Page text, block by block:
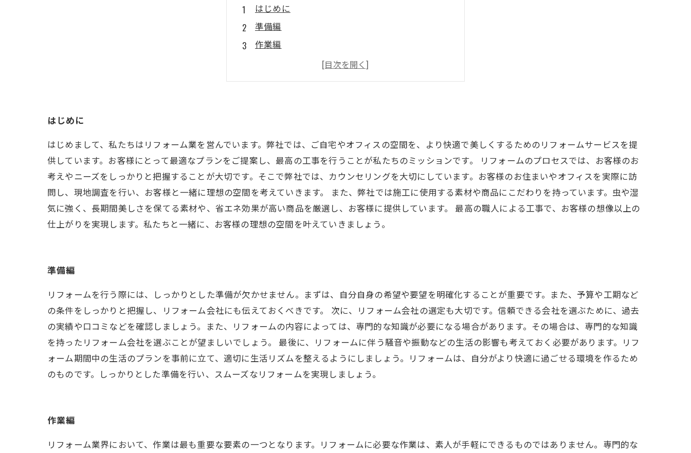
はじめに
準備編
作業編
おすすめポイント
まとめ
はじめに
はじめまして、私たちはリフォーム業を営んでいます。弊社では、ご自宅やオフィスの空間を、より快適で美しくするためのリフォームサービスを提
供しています。お客様にとって最適なプランをご提案し、最高の工事を行うことが私たちのミッションです。 リフォームのプロセスでは、お客様のお
考えやニーズをしっかりと把握することが大切です。そこで弊社では、カウンセリングを大切にしています。お客様のお住まいやオフィスを実際に訪
問し、現地調査を行い、お客様と一緒に理想の空間を考えていきます。 また、弊社では施工に使用する素材や商品にこだわりを持っています。虫や湿
気に強く、長期間美しさを保てる素材や、省エネ効果が高い商品を厳選し、お客様に提供しています。 最高の職人による工事で、お客様の想像以上の
仕上がりを実現します。私たちと一緒に、お客様の理想の空間を叶えていきましょう。
準備編
リフォームを行う際には、しっかりとした準備が欠かせません。まずは、自分自身の希望や要望を明確化することが重要です。また、予算や工期など
の条件をしっかりと把握し、リフォーム会社にも伝えておくべきです。 次に、リフォーム会社の選定も大切です。信頼できる会社を選ぶために、過去
の実績や口コミなどを確認しましょう。また、リフォームの内容によっては、専門的な知識が必要になる場合があります。その場合は、専門的な知識
を持ったリフォーム会社を選ぶことが望ましいでしょう。 最後に、リフォームに伴う騒音や振動などの生活の影響も考えておく必要があります。リフ
ォーム期間中の生活のプランを事前に立て、適切に生活リズムを整えるようにしましょう。リフォームは、自分がより快適に過ごせる環境を作るため
のものです。しっかりとした準備を行い、スムーズなリフォームを実現しましょう。
作業編
リフォーム業界において、作業は最も重要な要素の一つとなります。リフォームに必要な作業は、素人が手軽にできるものではありません。専門的な